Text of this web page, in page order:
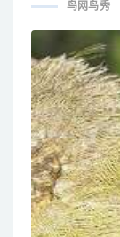
鸟网鸟秀